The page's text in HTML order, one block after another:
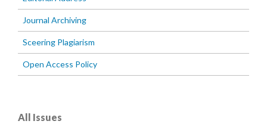
Journal Archiving
Sceering Plagiarism
Open Access Policy
All Issues